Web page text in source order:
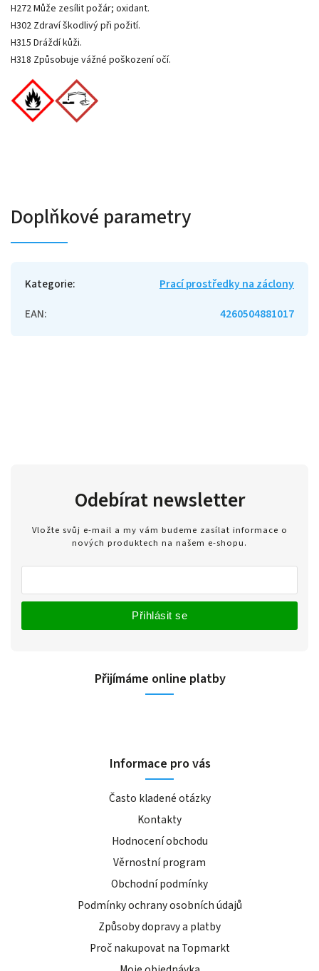
H272 Může zesílit požár; oxidant.
H302 Zdraví škodlivý při požití.
H315 Dráždí kůži.
H318 Způsobuje vážné poškození očí.
Doplňkové parametry
Kategorie:
Prací prostředky na záclony
EAN: 4260504881017
Odebírat newsletter
Vložte svůj e-mail a my vám budeme zasílat informace o
nových produktech na našem e-shopu.
Přihlásit se
Přijímáme online platby
Informace pro vás
Často kladené otázky
Kontakty
Hodnocení obchodu
Věrnostní program
Obchodní podmínky
Podmínky ochrany osobních údajů
Způsoby dopravy a platby
Proč nakupovat na Topmarkt